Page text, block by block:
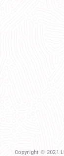
Copyright © 2021